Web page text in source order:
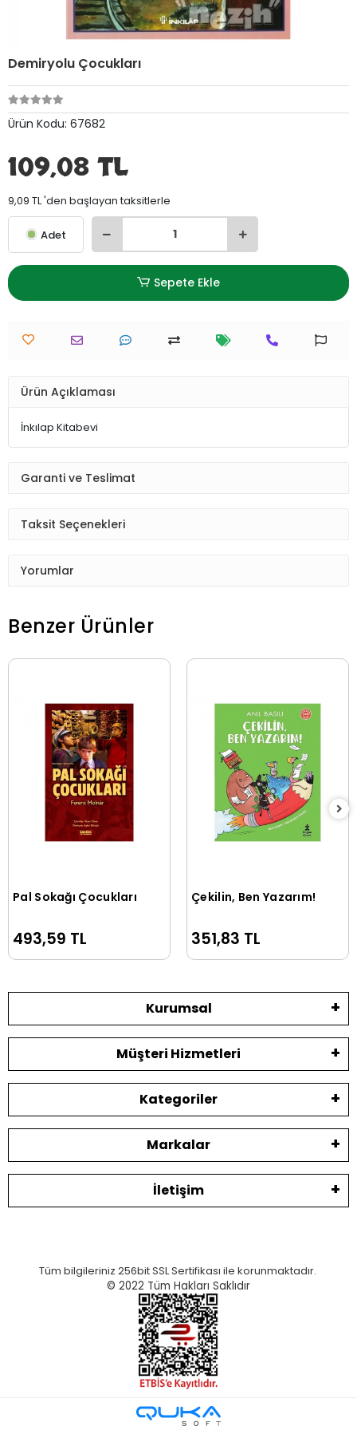
Demiryolu Çocukları
Ürün Kodu: 67682
109,08 TL
9,09 TL 'den başlayan taksitlerle
Adet
Sepete Ekle
Ürün Açıklaması
İnkılap Kitabevi
Garanti ve Teslimat
Taksit Seçenekleri
Yorumlar
Benzer Ürünler
Sepete Ekle
Pal Sokağı Çocukları
493,59 TL
Sepete Ekle
Çekilin, Ben Yazarım!
351,83 TL
Kurumsal
Müşteri Hizmetleri
Kategoriler
Markalar
İletişim
Tüm bilgileriniz 256bit SSL Sertifikası ile korunmaktadır.
© 2022 Tüm Hakları Saklıdır